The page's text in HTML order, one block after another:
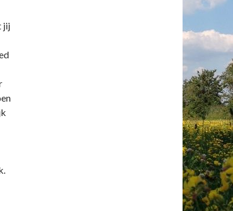
jij